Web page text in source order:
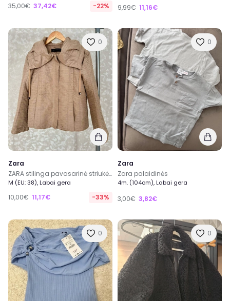
35,00€ 37,42€ -22% 9,99€ 11,16€
0
Zara
ZARA stilinga pavasarinė striukė S/M dydis su kišenes
M (EU: 38), Labai gera
10,00€ 11,17€ -33%
0
Zara
Zara palaidinės
4m. (104cm), Labai gera
3,00€ 3,82€
0 0